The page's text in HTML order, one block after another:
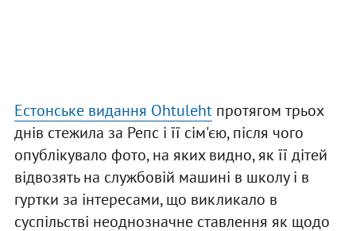
Естонське видання Ohtulehtпротягом трьох
днів стежила за Репс і її сім'єю, після чого
опублікувало фото, на яких видно, як її дітей
відвозять на службовій машині в школу і в
гуртки за інтересами, що викликало в
суспільстві неоднозначне ставлення як щодо